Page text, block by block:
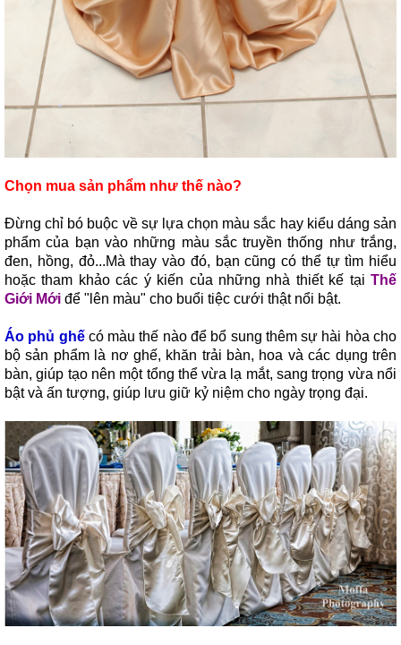
Chọn mua sản phẩm như thế nào?
Đừng chỉ bó buộc về sự lựa chọn màu sắc hay kiểu dáng sản
phẩm của bạn vào những màu sắc truyền thống như trắng,
đen, hồng, đỏ...Mà thay vào đó, bạn cũng có thể tự tìm hiểu
hoặc tham khảo các ý kiến của những nhà thiết kế tại Thế
Giới Mới để "lên màu" cho buổi tiệc cưới thật nổi bật.
Áo phủ ghếcó màu thế nào để bổ sung thêm sự hài hòa cho
bộ sản phẩm là nơ ghế, khăn trải bàn, hoa và các dụng trên
bàn, giúp tạo nên một tổng thể vừa lạ mắt, sang trọng vừa nổi
bật và ấn tượng, giúp lưu giữ kỷ niệm cho ngày trọng đại.